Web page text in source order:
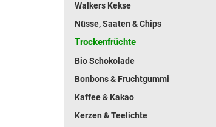
Walkers Kekse
Nüsse, Saaten & Chips
Trockenfrüchte
Bio Schokolade
Bonbons & Fruchtgummi
Kaffee & Kakao
Kerzen & Teelichte